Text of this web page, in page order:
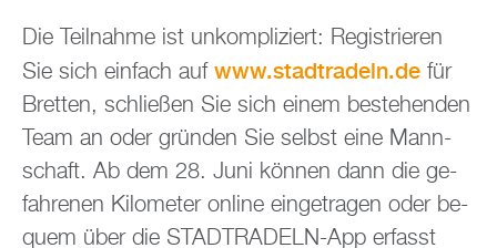
Die Teil­nah­me ist un­kom­pli­ziert: Re­gis­trie­ren
Sie sich ein­fach auf www.​stadtradeln.​de für
Brett­en, schlie­ßen Sie sich einem be­stehen­den
Team an oder grün­den Sie selbst eine Mann­
schaft. Ab dem 28. Juni kön­nen dann die ge­
fah­re­nen Ki­lo­me­ter on­line ein­ge­tra­gen oder be­
quem über die STADT­RA­DELN-App er­fasst